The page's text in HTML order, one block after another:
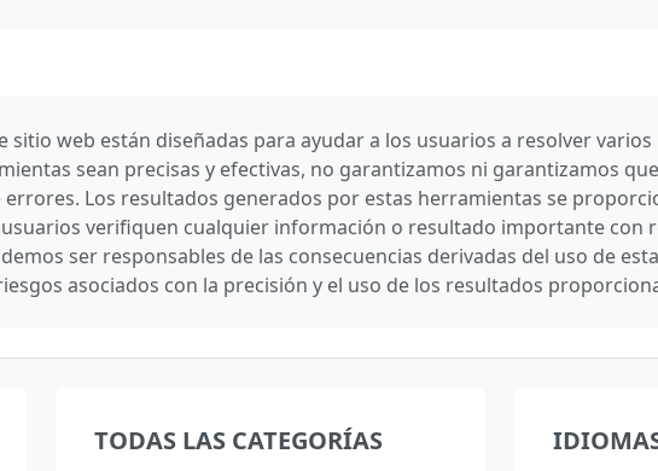
web están diseñadas para ayudar a los usuarios a resolver
sean precisas y efectivas, no garantizamos ni garantizamos
Los resultados generados por estas herramientas se
verifiquen cualquier información o resultado importante con
ser responsables de las consecuencias derivadas del uso de
asociados con la precisión y el uso de los resultados
TODAS LAS CATEGORÍAS